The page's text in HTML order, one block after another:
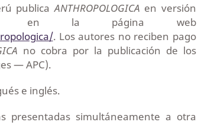
publicaANTHROPOLOGICA en versión
en la página web
. Los autores no reciben pago
no cobra por la publicación de los
— APC).
e inglés.
presentadas simultáneamente a otra